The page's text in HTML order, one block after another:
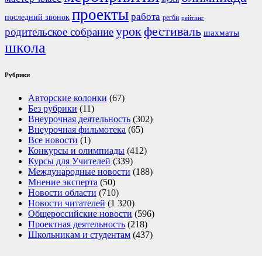
последний звонок проекты работа регби рейтинг
родительское собраниеурокфестиваль шахматы
школа
Рубрики
Авторские колонки (67)
Без рубрики (11)
Внеурочная деятельность (302)
Внеурочная фильмотека (65)
Все новости (1)
Конкурсы и олимпиады (412)
Курсы для Учителей (339)
Международные новости (188)
Мнение эксперта (50)
Новости области (710)
Новости читателей (1 320)
Общероссийские новости (596)
Проектная деятельность (218)
Школьникам и студентам (437)